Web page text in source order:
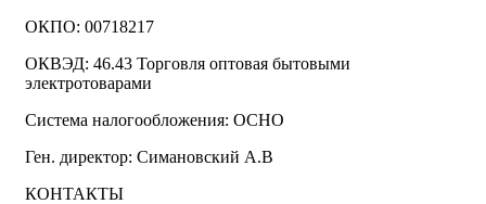
ОКПО: 00718217
ОКВЭД: 46.43 Торговля оптовая бытовыми
электротоварами
Система налогообложения: ОСНО
Ген. директор: Симановский А.В
КОНТАКТЫ